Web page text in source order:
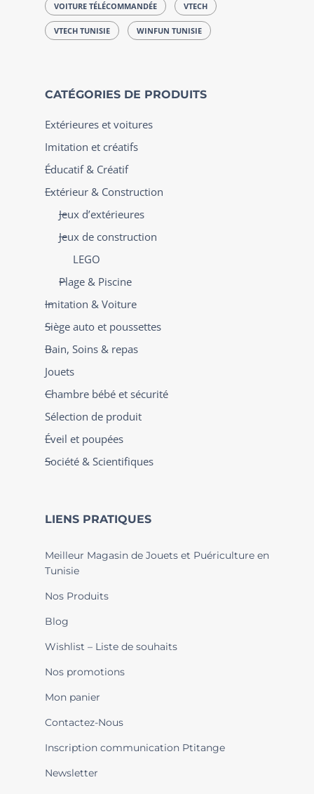
VOITURE TÉLÉCOMMANDÉE VTECH
VTECH TUNISIE WINFUN TUNISIE
CATÉGORIES DE PRODUITS
Extérieures et voitures
Imitation et créatifs
Éducatif & Créatif
Extérieur & Construction
Jeux d’extérieures
Jeux de construction
LEGO
Plage & Piscine
Imitation & Voiture
Siège auto et poussettes
Bain, Soins & repas
Jouets
Chambre bébé et sécurité
Sélection de produit
Éveil et poupées
Société & Scientifiques
LIENS PRATIQUES
Meilleur Magasin de Jouets et Puériculture en
Tunisie
Nos Produits
Blog
Wishlist – Liste de souhaits
Nos promotions
Mon panier
Contactez-Nous
Inscription communication Ptitange
Newsletter